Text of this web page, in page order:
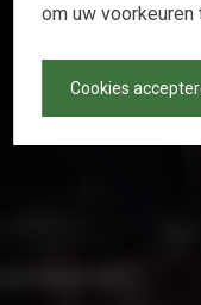
om uw voorkeuren
Cookies